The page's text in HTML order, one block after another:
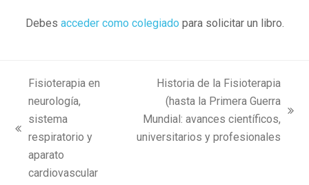
Debes acceder como colegiado para solicitar un libro.
previous
post:
Fisioterapia en
neurología,
sistema
respiratorio y
aparato
cardiovascular
next
post:
Historia de la Fisioterapia
(hasta la Primera Guerra
Mundial: avances científicos,
universitarios y profesionales